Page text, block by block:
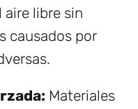
libre sin
causados por
Materiales